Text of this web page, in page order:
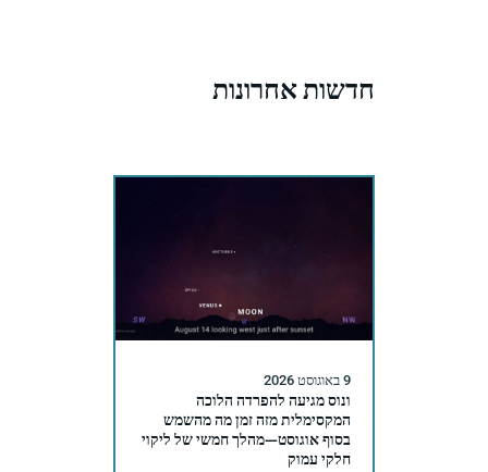
חדשות אחרונות
9 באוגוסט 2026
ונוס מגיעה להפרדה הלוכה
המקסימלית מזה זמן מה מהשמש
בסוף אוגוסט—מהלך חמשי של ליקוי
חלקי עמוק